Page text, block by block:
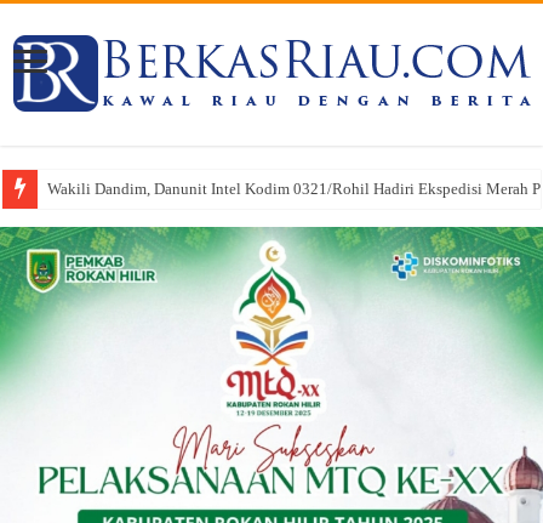
Wakili Dandim, Danunit Intel Kodim 0321/Rohil Hadiri Ekspedisi Merah